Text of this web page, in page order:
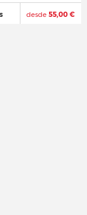
desde 55,00 €